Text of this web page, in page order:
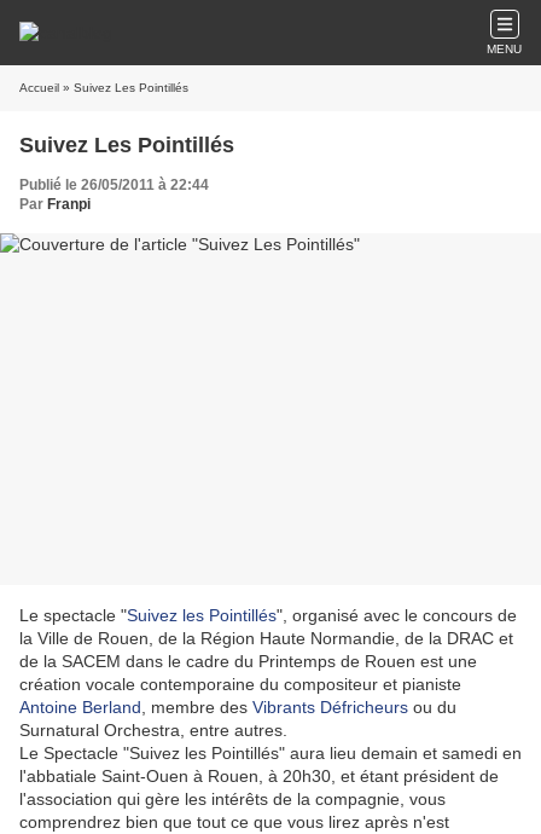
MENU
Accueil » Suivez Les Pointillés
Suivez Les Pointillés
Publié le 26/05/2011 à 22:44
Par Franpi
Le spectacle "Suivez les Pointillés", organisé avec le concours de
la Ville de Rouen, de la Région Haute Normandie, de la DRAC et
de la SACEM dans le cadre du Printemps de Rouen est une
création vocale contemporaine du compositeur et pianiste
Antoine Berland , membre des Vibrants Défricheurs ou du
Surnatural Orchestra, entre autres.
Le Spectacle "Suivez les Pointillés" aura lieu demain et samedi en
l'abbatiale Saint-Ouen à Rouen, à 20h30, et étant président de
l'association qui gère les intérêts de la compagnie, vous
comprendrez bien que tout ce que vous lirez après n'est